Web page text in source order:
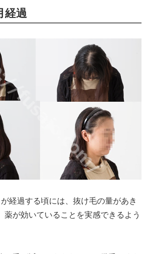
経過
経過する頃には、抜け毛の量があき
薬が効いていることを実感できるよう